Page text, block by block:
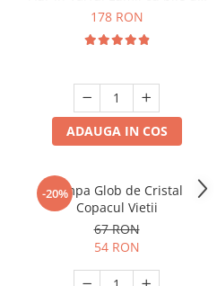
curatare
178 RON
ADAUGA IN COS
-20%
Lampa Glob de Cristal
Copacul Vietii
67 RON
54 RON